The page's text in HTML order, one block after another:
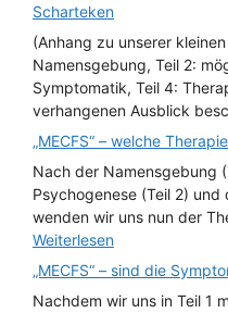
Scharteken
(Anhang zu unserer kleinen
Namensgebung, Teil 2:
Symptomatik, Teil 4:
verhangenen Ausblick
„MECFS“ – welche
Nach der Namensgebung
Psychogenese (Teil 2)
wenden wir uns nun der
Weiterlesen
„MECFS“ – sind die
Nachdem wir uns in Teil 1